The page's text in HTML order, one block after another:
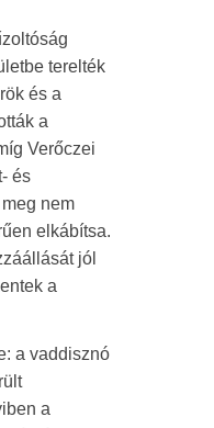
terelték
és a
a
Verőczei
és
nem
elkábítsa.
jól
a
a vaddisznó
a